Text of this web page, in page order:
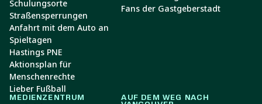
Schulungsorte
Straßensperrungen
Anfahrt mit dem Auto an
Spieltagen
Hastings PNE
Aktionsplan für
Menschenrechte
Lieber Fußball
Fans der Gastgeberstadt
MEDIENZENTRUM
AUF DEM WEG NACH